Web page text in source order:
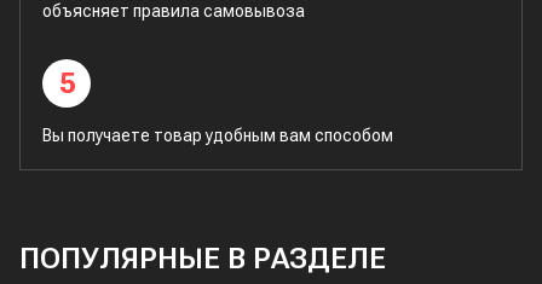
объясняет правила самовывоза
5
Вы получаете товар удобным вам способом
ПОПУЛЯРНЫЕ В РАЗДЕЛЕ